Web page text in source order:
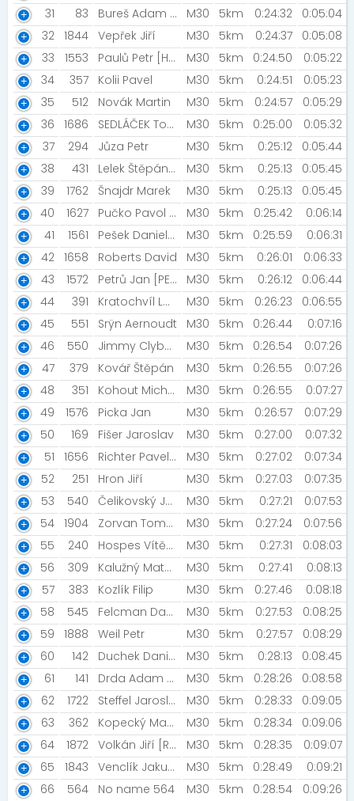
31 83 Bureš Adam [NN2022] M30 5km 0:24:32
0:05:04
32 1844 Vepřek Jiří M30 5km 0:24:37
0:05:08
33
1553 Paulů Petr [Horní Branná] M30 5km 0:24:50
0:05:22
34
357 Kolii Pavel M30 5km 0:24:51
0:05:23
35
512 Novák Martin M30 5km 0:24:57
0:05:29
36
1686 SEDLÁČEK Tomáš [ACS 1893] M30 5km 0:25:00
0:05:32
37
294 Jůza Petr M30 5km 0:25:12
0:05:44
38
431 Lelek Štěpán [Rozběháme Neratovice] M30 5km 0:25:13
0:05:45
39
1762 Šnajdr Marek M30 5km 0:25:13
0:05:45
40
1627 Pučko Pavol [Czech Flat Track ] M30 5km 0:25:42
0:06:14
41
1561 Pešek Daniel [AC Turnov] M30 5km 0:25:59
0:06:31
42 1658 Roberts David M30 5km 0:26:01
0:06:33
43
1572 Petrů Jan [PENTA GYM] M30 5km 0:26:12
0:06:44
44
391 Kratochvíl Ladislav M30 5km 0:26:23
0:06:55
45
551 Srÿn Aernoudt M30 5km 0:26:44
0:07:16
46
550 Jimmy Clyborn M30 5km 0:26:54
0:07:26
47
379 Kovář Štěpán M30 5km 0:26:55
0:07:26
48
351 Kohout Michael [Praha 3 - Žižkov] M30 5km 0:26:55
0:07:27
49
1576 Picka Jan M30 5km 0:26:57
0:07:29
50
169 Fišer Jaroslav M30 5km 0:27:00
0:07:32
51
1656 Richter Pavel [Verva] M30 5km 0:27:02
0:07:34
52
251 Hron Jiří M30 5km 0:27:03
0:07:35
53
540 Čelikovský Josef M30 5km 0:27:21
0:07:53
54 1904 Zorvan Tomáš [Armáda České republiky] M30 5km 0:27:24
0:07:56
55
240 Hospes Vítězslav [CollateralRun] M30 5km 0:27:31
0:08:03
56
309 Kalužný Matyáš M30 5km 0:27:41
0:08:13
57
383 Kozlík Filip M30 5km 0:27:46
0:08:18
58
545 Felcman David M30 5km 0:27:53
0:08:25
59
1888 Weil Petr M30 5km 0:27:57
0:08:29
60
142 Duchek Daniel [CollateralRun] M30 5km 0:28:13
0:08:45
61
141 Drda Adam [Fíci] M30 5km 0:28:26
0:08:58
62
1722 Steffel Jaroslav M30 5km 0:28:33
0:09:05
63
362 Kopecký Matěj M30 5km 0:28:34
0:09:06
64
1872 Volkán Jiří [REF] M30 5km 0:28:35
0:09:07
65
1843 Venclík Jakub [FFÚ VŠE] M30 5km 0:28:49
0:09:21
66
564 No name 564 M30 5km 0:28:54
0:09:26